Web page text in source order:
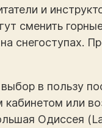
и
сменить
снегоступах.
в пользу
или
Одиссея